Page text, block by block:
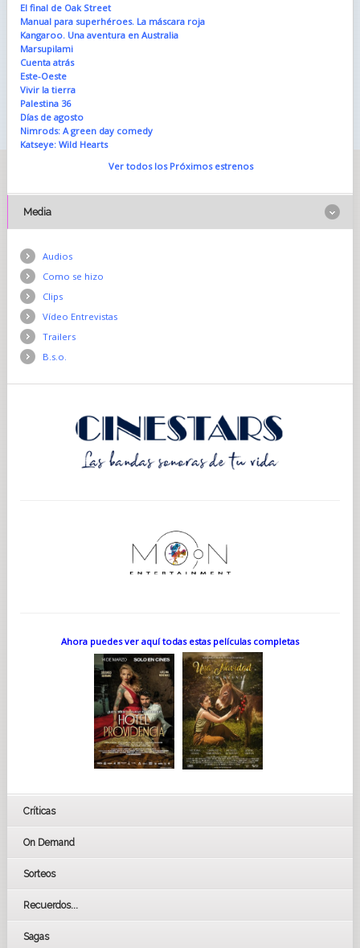
El final de Oak Street
Manual para superhéroes. La máscara roja
Kangaroo. Una aventura en Australia
Marsupilami
Cuenta atrás
Este-Oeste
Vivir la tierra
Palestina 36
Días de agosto
Nimrods: A green day comedy
Katseye: Wild Hearts
Ver todos los Próximos estrenos
Media
Audios
Como se hizo
Clips
Vídeo Entrevistas
Trailers
B.s.o.
Ahora puedes ver aquí todas estas películas completas
Críticas
On Demand
Sorteos
Recuerdos...
Sagas